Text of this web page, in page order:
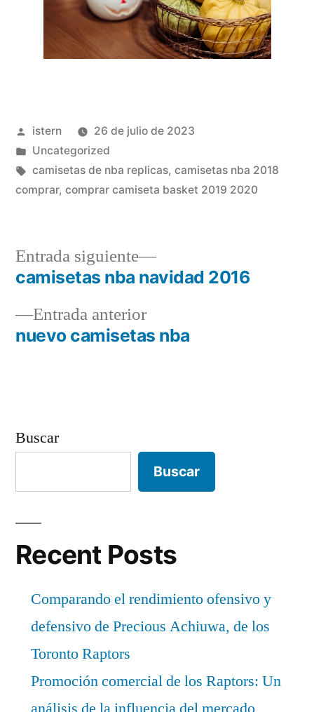
Publicado
por
istern
26 de julio de 2023
Publicado
en
Uncategorized
Etiquetas:
camisetas de nba replicas, camisetas nba 2018
comprar, comprar camiseta basket 2019 2020
Navegación
deEntrada anteriorEntrada
anterior:
nuevo camisetas nba
Entrada siguiente
Entrada
siguiente:
camisetas nba navidad 2016
Buscar
Buscar
Recent Posts
Comparando el rendimiento ofensivo y
defensivo de Precious Achiuwa, de los
Toronto Raptors
Promoción comercial de los Raptors: Un